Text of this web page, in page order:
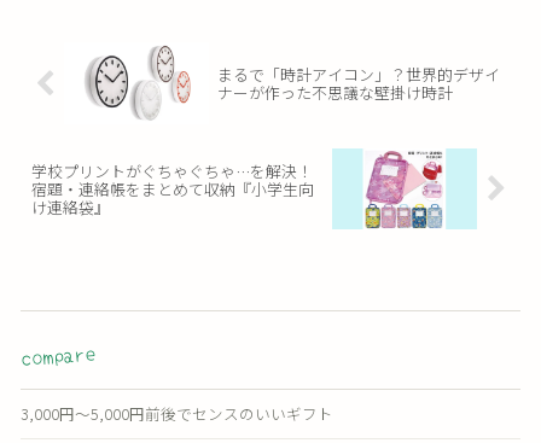
まるで「時計アイコン」？世界的デザイ
ナーが作った不思議な壁掛け時計
学校プリントがぐちゃぐちゃ…を解決！
宿題・連絡帳をまとめて収納『小学生向
け連絡袋』
compare
3,000円〜5,000円前後でセンスのいいギフト